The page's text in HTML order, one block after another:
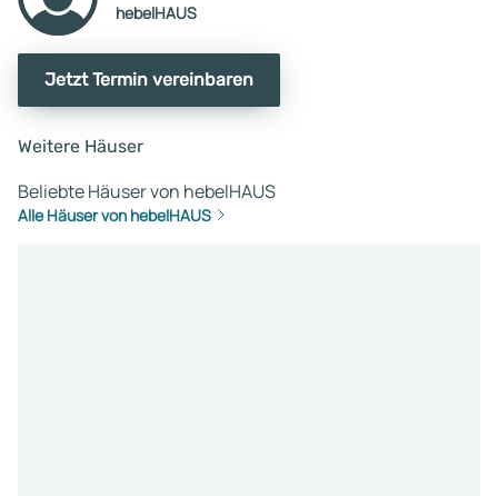
hebelHAUS
Jetzt Termin vereinbaren
Weitere Häuser
Beliebte Häuser von hebelHAUS
Alle Häuser von hebelHAUS